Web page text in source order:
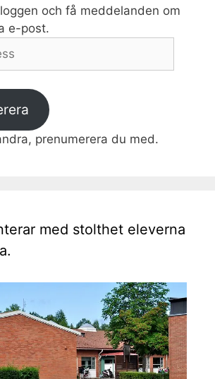
och få meddelanden om
e-post.
prenumerera du med.
med stolthet eleverna